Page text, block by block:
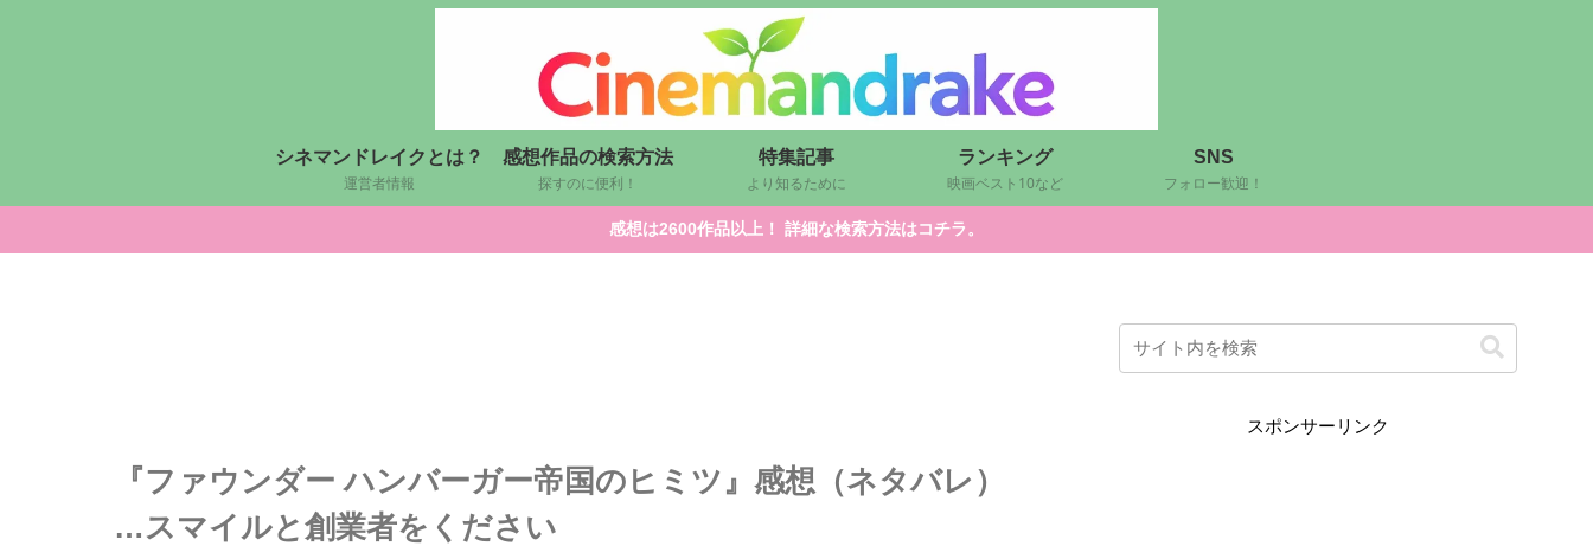
シネマンドレイクとは？
運営者情報
感想作品の検索方法
探すのに便利！
特集記事
より知るために
ランキング
映画ベスト10など
SNS
フォロー歓迎！
感想は2600作品以上！ 詳細な検索方法はコチラ。
『ファウンダー ハンバーガー帝国のヒミツ』感想（ネタバレ）
…スマイルと創業者をください
スポンサーリンク